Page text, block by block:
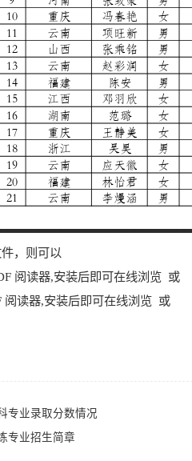
，则可以
阅读器,安装后即可在线浏览 或
阅读器,安装后即可在线浏览 或
专业录取分数情况
专业招生简章